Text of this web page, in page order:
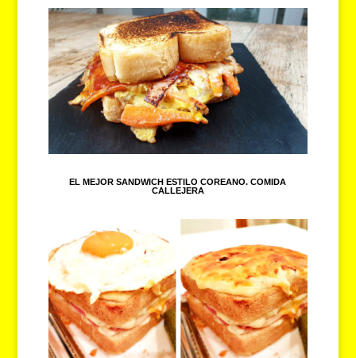
EL MEJOR SANDWICH ESTILO COREANO. COMIDA
CALLEJERA